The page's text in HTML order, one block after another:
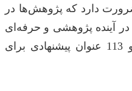
دارد که پژوهش‌ها در
در آینده پژوهشی و حرفه‌ای
دانشجو داشته باشد. این مقاله، با هدف راهنمایی دانشجویان و پژوهشگران، به بررسی روندهای نوین، چالش‌ها و فرصت‌ها در این رشته پرداخته و 113 عنوان پیشنهادی برای